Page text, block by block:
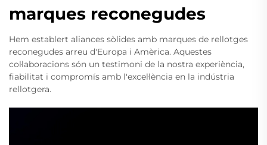
marques reconegudes
Hem establert aliances sòlides amb marques de rellotges
reconegudes arreu d'Europa i Amèrica. Aquestes
col·laboracions són un testimoni de la nostra experiència,
fiabilitat i compromís amb l'excel·lència en la indústria
rellotgera.